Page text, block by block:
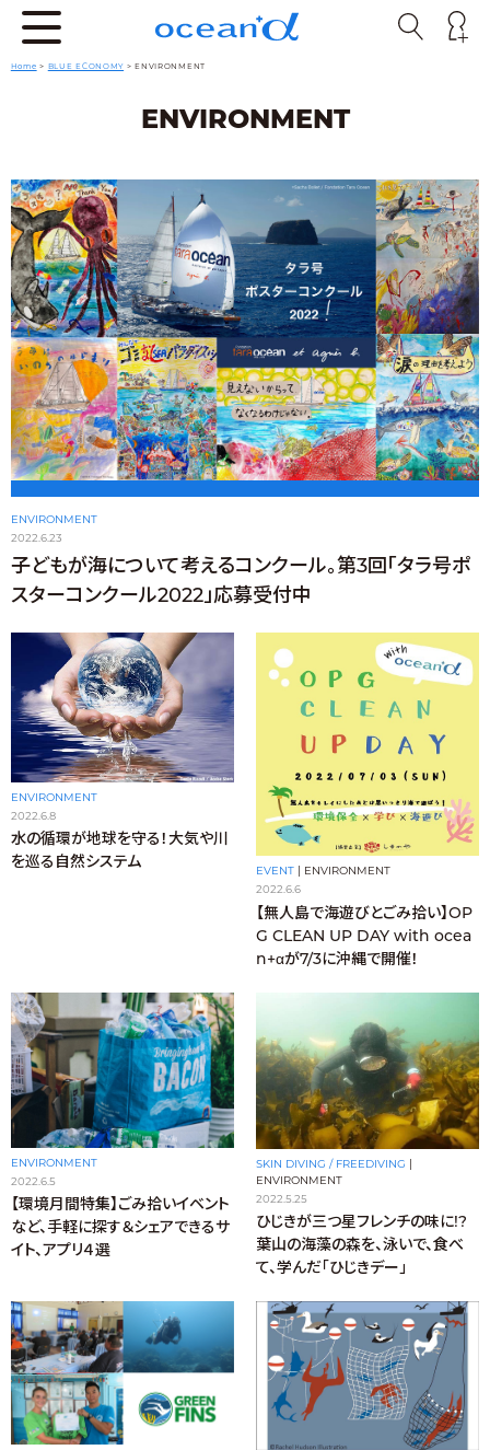
Home > BLUE ECONOMY >ENVIRONMENT
ENVIRONMENT
ENVIRONMENT
2022.6.23
子どもが海について考えるコンクール。第3回「タラ号ポ
スターコンクール2022」応募受付中
ENVIRONMENT
2022.6.8
水の循環が地球を守る！大気や川
を巡る自然システム
EVENT
ENVIRONMENT
2022.6.6
【無人島で海遊びとごみ拾い】OP
G CLEAN UP DAY with ocea
n+αが7/3に沖縄で開催！
ENVIRONMENT
2022.6.5
【環境月間特集】ごみ拾いイベント
など、手軽に探す＆シェアできるサ
イト、アプリ４選
SKIN DIVING / FREEDIVING |
ENVIRONMENT
2022.5.25
ひじきが三つ星フレンチの味に!?
葉山の海藻の森を、泳いで、食べ
て、学んだ「ひじきデー」